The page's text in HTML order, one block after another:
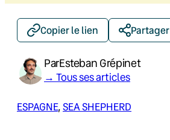
Copier le lien Partager
ParEsteban Grépinet
→ Tous ses articles
ESPAGNE, SEA SHEPHERD